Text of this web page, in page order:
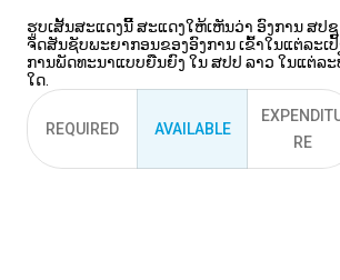
ຮູບເສັ້ນສະແດງນີ້ີ້ ສະແດງໃຫ້ເຫັນວ່າ ອົງການ ສປ
ຈັດສັນຊັບພະຍາກອນຂອງອົງການ ເຂົ້າໃນແຕ່ລະເ
ການພັດທະນາແບບຍືນຍົງ ໃນ ສປປ ລາວ ໃນແຕ່ລ
ໃດ.
REQUIRED AVAILABLE
RE